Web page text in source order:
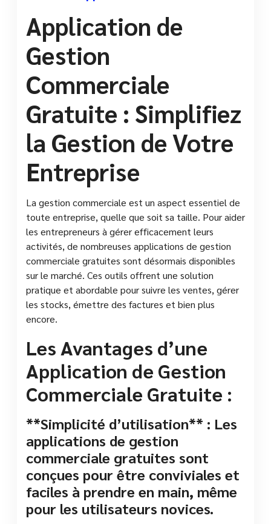
Application de
Gestion
Commerciale
Gratuite : Simplifiez
la Gestion de Votre
Entreprise
La gestion commerciale est un aspect essentiel de
toute entreprise, quelle que soit sa taille. Pour aider
les entrepreneurs à gérer efficacement leurs
activités, de nombreuses applications de gestion
commerciale gratuites sont désormais disponibles
sur le marché. Ces outils offrent une solution
pratique et abordable pour suivre les ventes, gérer
les stocks, émettre des factures et bien plus
encore.
Les Avantages d’une
Application de Gestion
Commerciale Gratuite :
**Simplicité d’utilisation** : Les
applications de gestion
commerciale gratuites sont
conçues pour être conviviales et
faciles à prendre en main, même
pour les utilisateurs novices.